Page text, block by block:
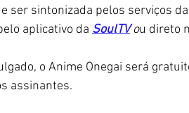
ser sintonizada pelos serviços da
aplicativo da SoulTV ou direto
o Anime Onegai será
assinantes.